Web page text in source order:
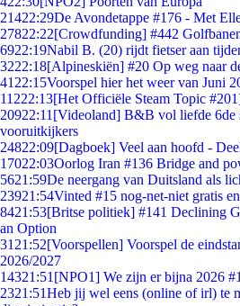
21422:29De Avondetappe #176 - Met
27822:22[Crowdfunding] #442
6922:19Nabil B. (20) rijdt fietser aan
3222:18[Alpineskiën] #20 Op weg naar
41 22:15Voorspel hier het weer van Juni
11222:13[Het Officiële Steam Topic
20922:11 [Videoland] B&B vol liefde 6de
vooruitkijkers
24822:09[Dagboek] Veel aan hoofd -
17022:03Oorlog Iran #136 Bridge and
5621:59De neergang van Duitsland als
23921:54Vinted #15 nog-net-niet gratis
8421:53[Britse politiek] #141 Declining
an Option
31 21:52[Voorspellen] Voorspel de
2026/2027
14321:51 [NPO1] We zijn er bijna 2026 #1
2321:51Heb jij wel eens (online of irl) te